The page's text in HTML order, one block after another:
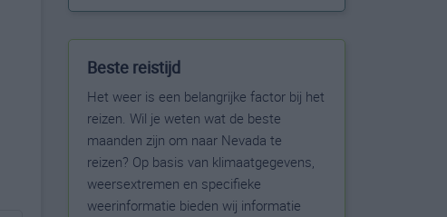
Beste reistijd
Het weer is een belangrijke factor bij het
reizen. Wil je weten wat de beste
maanden zijn om naar Nevada te
reizen? Op basis van klimaatgegevens,
weersextremen en specifieke
weerinformatie bieden wij informatie